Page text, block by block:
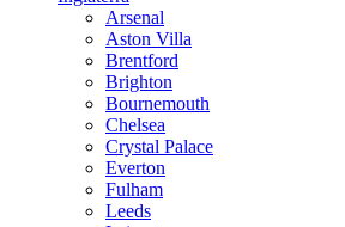
Arsenal
Aston Villa
Brentford
Brighton
Bournemouth
Chelsea
Crystal Palace
Everton
Fulham
Leeds